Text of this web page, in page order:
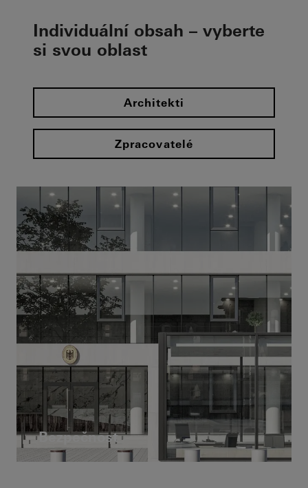
Individuální obsah – vyberte
si svou oblast
Architekti
Zpracovatelé
Bezpečnost